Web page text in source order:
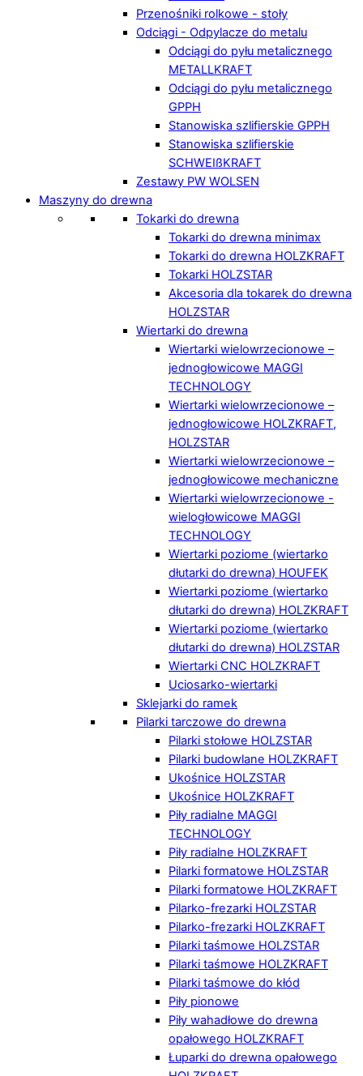
Przenośniki rolkowe - stoły
Odciągi - Odpylacze do metalu
Odciągi do pyłu metalicznego
METALLKRAFT
Odciągi do pyłu metalicznego
GPPH
Stanowiska szlifierskie GPPH
Stanowiska szlifierskie
SCHWEIßKRAFT
Zestawy PW WOLSEN
Maszyny do drewna
Tokarki do drewna
Tokarki do drewna minimax
Tokarki do drewna HOLZKRAFT
Tokarki HOLZSTAR
Akcesoria dla tokarek do drewna
HOLZSTAR
Wiertarki do drewna
Wiertarki wielowrzecionowe –
jednogłowicowe MAGGI
TECHNOLOGY
Wiertarki wielowrzecionowe –
jednogłowicowe HOLZKRAFT,
HOLZSTAR
Wiertarki wielowrzecionowe –
jednogłowicowe mechaniczne
Wiertarki wielowrzecionowe -
wielogłowicowe MAGGI
TECHNOLOGY
Wiertarki poziome (wiertarko
dłutarki do drewna) HOUFEK
Wiertarki poziome (wiertarko
dłutarki do drewna) HOLZKRAFT
Wiertarki poziome (wiertarko
dłutarki do drewna) HOLZSTAR
Wiertarki CNC HOLZKRAFT
Uciosarko-wiertarki
Sklejarki do ramek
Pilarki tarczowe do drewna
Pilarki stołowe HOLZSTAR
Pilarki budowlane HOLZKRAFT
Ukośnice HOLZSTAR
Ukośnice HOLZKRAFT
Piły radialne MAGGI
TECHNOLOGY
Piły radialne HOLZKRAFT
Pilarki formatowe HOLZSTAR
Pilarki formatowe HOLZKRAFT
Pilarko-frezarki HOLZSTAR
Pilarko-frezarki HOLZKRAFT
Pilarki taśmowe HOLZSTAR
Pilarki taśmowe HOLZKRAFT
Pilarki taśmowe do kłód
Piły pionowe
Piły wahadłowe do drewna
opałowego HOLZKRAFT
Łuparki do drewna opałowego